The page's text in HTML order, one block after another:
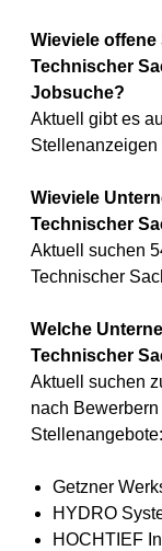
Wieviele
Technischer
Jobsuche?
Aktuell gibt es
Stellenanzeigen
Wieviele
Technischer
Aktuell suchen
Technischer
Welche
Technischer
Aktuell suchen
nach
Stellenangebote:
Getzner
HYDRO
HOCHTIEF